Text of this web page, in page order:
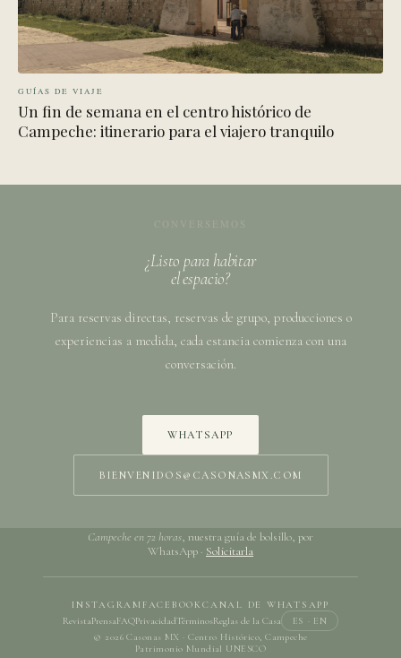
GUÍAS DE VIAJE
Un fin de semana en el centro histórico de
Campeche: itinerario para el viajero tranquilo
¿Listo para habitar
el espacio?
Para reservas directas, reservas de grupo, producciones o
experiencias a medida, cada estancia comienza con una
conversación.
WHATSAPP
BIENVENIDOS@CASONASMX.COM
Campeche en 72 horas, nuestra guía de bolsillo, por
WhatsApp · Solicitarla
© 2026 Casonas MX · Centro Histórico, Campeche
Patrimonio Mundial UNESCO
INSTAGRAM FACEBOOK CANAL DE WHATSAPP
RevistaPrensaFAQPrivacidadTérminosReglas de la Casa ES · EN